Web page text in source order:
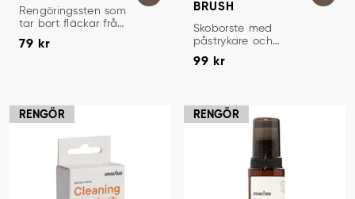
RENGÖRINGSSTEN
Rengöringssten som
tar bort fläckar från
mocka och nubuck.
Pris
79 kr
BRUSH
SKOBORSTE
Skoborste med
påstrykare och
trähandtag.
Pris:
99 kr
RENGÖR RENGÖR